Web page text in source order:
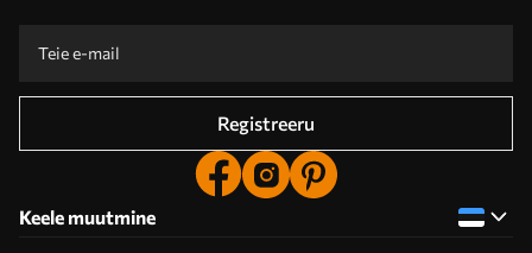
Registreeru
Keele muutmine